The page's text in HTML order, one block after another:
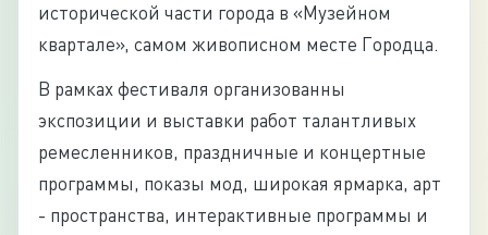
исторической части города в «Музейном
квартале», самом живописном месте Городца.
В рамках фестиваля организованны
экспозиции и выставки работ талантливых
ремесленников, праздничные и концертные
программы, показы мод, широкая ярмарка, арт
- пространства, интерактивные программы и